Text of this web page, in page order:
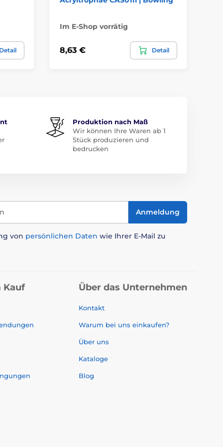
Detail
Im E-Shop vorrätig
8,63 € Detail
Produktion nach Maß
Wir können Ihre Waren ab 1
Stück produzieren und
bedrucken
Anmeldung
von persönlichen Daten wie Ihrer E-Mail zu
Kauf Über das Unternehmen
Kontakt
Warum bei uns einkaufen?
Über uns
Kataloge
Blog